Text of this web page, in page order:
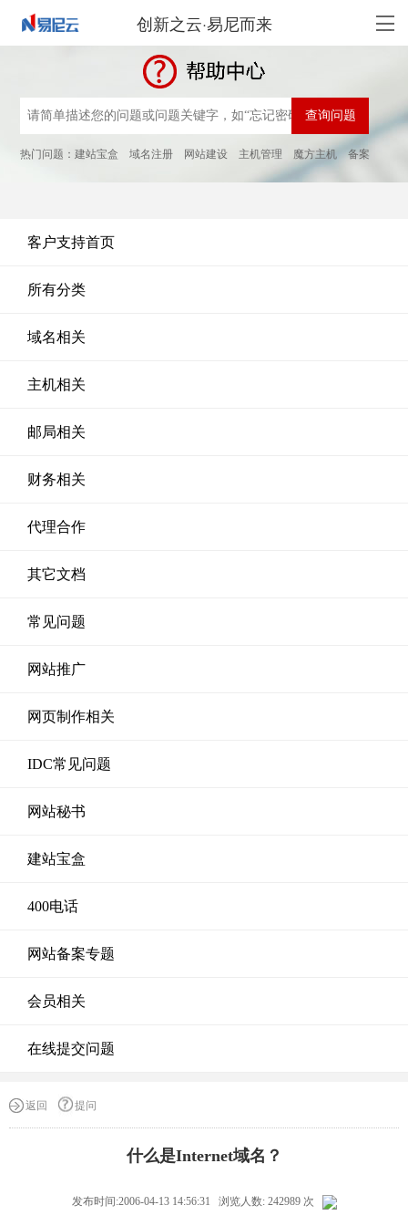
创新之云·易尼而来
热门问题：建站宝盒 域名注册 网站建设 主机管理 魔方主机 备案
客户支持首页
所有分类
域名相关
主机相关
邮局相关
财务相关
代理合作
其它文档
常见问题
网站推广
网页制作相关
IDC常见问题
网站秘书
建站宝盒
400电话
网站备案专题
会员相关
在线提交问题
返回 提问
什么是Internet域名？
发布时间:2006-04-13 14:56:31 浏览人数: 242989 次